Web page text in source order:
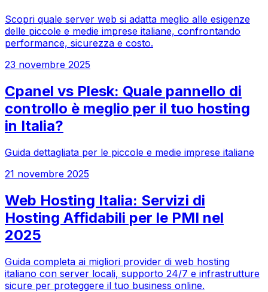
Scopri quale server web si adatta meglio alle esigenze
delle piccole e medie imprese italiane, confrontando
performance, sicurezza e costo.
23 novembre 2025
Cpanel vs Plesk: Quale pannello di
controllo è meglio per il tuo hosting
in Italia?
Guida dettagliata per le piccole e medie imprese italiane
21 novembre 2025
Web Hosting Italia: Servizi di
Hosting Affidabili per le PMI nel
2025
Guida completa ai migliori provider di web hosting
italiano con server locali, supporto 24/7 e infrastrutture
sicure per proteggere il tuo business online.